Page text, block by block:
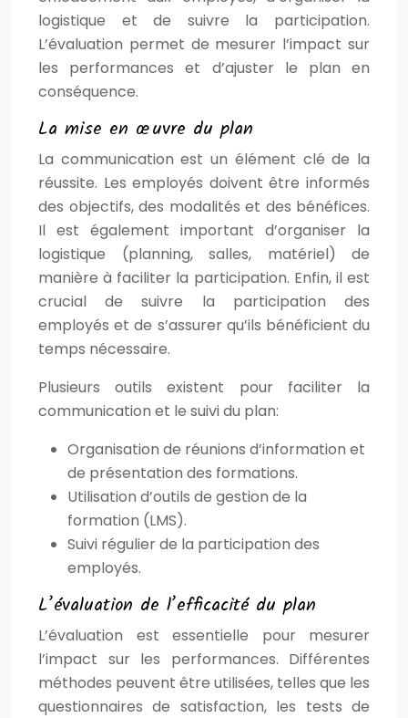
logistique et de suivre la participation.
L’évaluation permet de mesurer l’impact sur
les performances et d’ajuster le plan en
conséquence.
La mise en œuvre du plan
La communication est un élément clé de la
réussite. Les employés doivent être informés
des objectifs, des modalités et des bénéfices.
Il est également important d’organiser la
logistique (planning, salles, matériel) de
manière à faciliter la participation. Enfin, il est
crucial de suivre la participation des
employés et de s’assurer qu’ils bénéficient du
temps nécessaire.
Plusieurs outils existent pour faciliter la
communication et le suivi du plan:
Organisation de réunions d’information et
de présentation des formations.
Utilisation d’outils de gestion de la
formation (LMS).
Suivi régulier de la participation des
employés.
L’évaluation de l’efficacité du plan
L’évaluation est essentielle pour mesurer
l’impact sur les performances. Différentes
méthodes peuvent être utilisées, telles que les
questionnaires de satisfaction, les tests de